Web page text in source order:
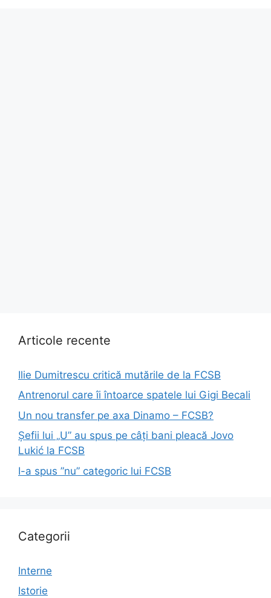
Articole recente
Ilie Dumitrescu critică mutările de la FCSB
Antrenorul care îi întoarce spatele lui Gigi Becali
Un nou transfer pe axa Dinamo – FCSB?
Șefii lui „U” au spus pe câți bani pleacă Jovo
Lukić la FCSB
I-a spus ”nu” categoric lui FCSB
Categorii
Interne
Istorie